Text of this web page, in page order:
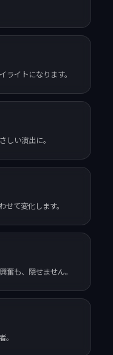
イトになります。
しい演出に。
て変化します。
奮も、隠せません。